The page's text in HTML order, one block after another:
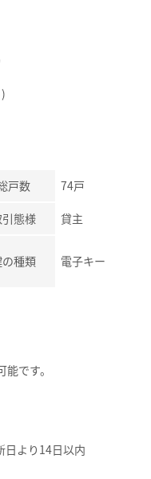
戸数 74戸
態様 貸主
種類 電子キー
です。
日より14日以内